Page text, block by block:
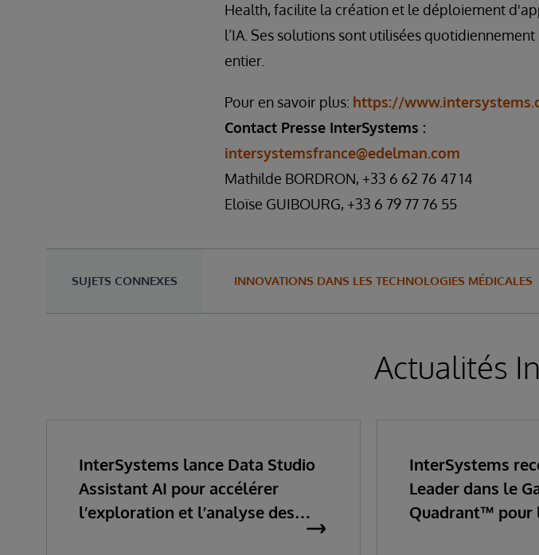
Health, facilite la création et le déploiement
l’IA. Ses solutions sont utilisées
entier.
Pour en savoir plus: https://
Contact Presse InterSystems :
intersystemsfrance@edelman.com
Mathilde BORDRON, +33 6 62 76 47 14
Eloïse GUIBOURG, +33 6 79 77 76 55
SUJETS CONNEXES INNOVATIONS DANS LES TECHNOLOGIES MÉDICALES
Actualités
InterSystems lance Data Studio
Assistant AI pour accélérer
l’exploration et l’analyse des
InterSystems
Leader dans le
Quadrant™ pour